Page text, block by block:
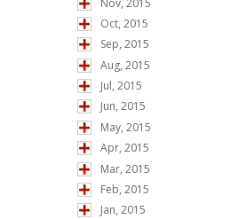
Oct, 2015
Sep, 2015
Aug, 2015
Jul, 2015
Jun, 2015
May, 2015
Apr, 2015
Mar, 2015
Feb, 2015
Jan, 2015